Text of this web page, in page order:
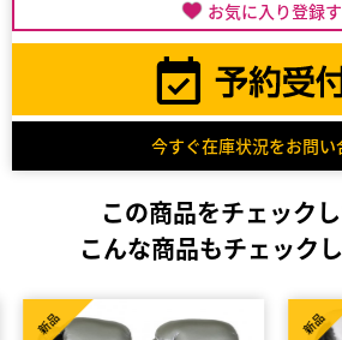
お気に入り登録
今すぐ在庫状況をお問い
この商品をチェックし
こんな商品もチェックし
新品 新品